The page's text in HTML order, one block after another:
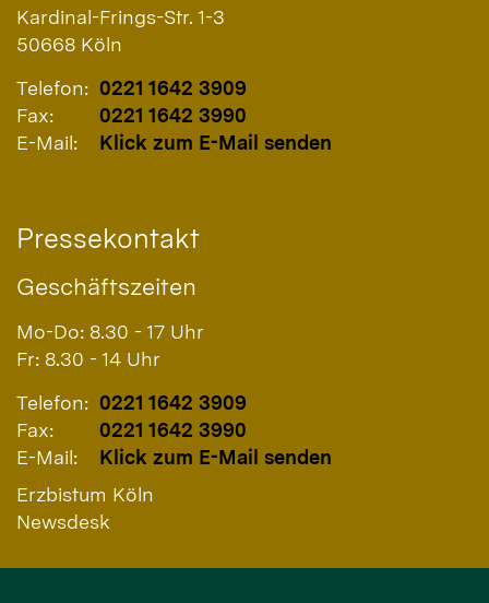
Kardinal-Frings-Str. 1-3
50668 Köln
Telefon: 0221 1642 3909
Fax:
0221 1642 3990
E-Mail:
Klick zum E-Mail senden
Pressekontakt
Geschäftszeiten
Mo-Do: 8.30 - 17 Uhr
Fr: 8.30 - 14 Uhr
Telefon: 0221 1642 3909
Fax:
0221 1642 3990
E-Mail:
Klick zum E-Mail senden
Erzbistum Köln
Newsdesk